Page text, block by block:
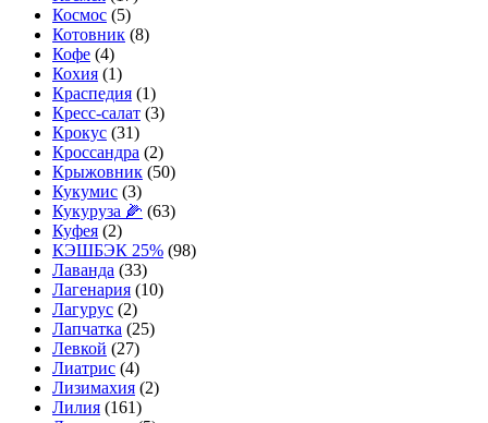
Космос (5)
Котовник (8)
Кофе (4)
Кохия (1)
Краспедия (1)
Кресс-салат (3)
Крокус (31)
Кроссандра (2)
Крыжовник (50)
Кукумис (3)
Кукуруза 🌽 (63)
Куфея (2)
КЭШБЭК 25% (98)
Лаванда (33)
Лагенария (10)
Лагурус (2)
Лапчатка (25)
Левкой (27)
Лиатрис (4)
Лизимахия (2)
Лилия (161)